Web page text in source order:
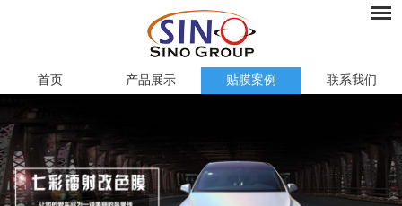
首页 产品展示 贴膜案例 联系我们